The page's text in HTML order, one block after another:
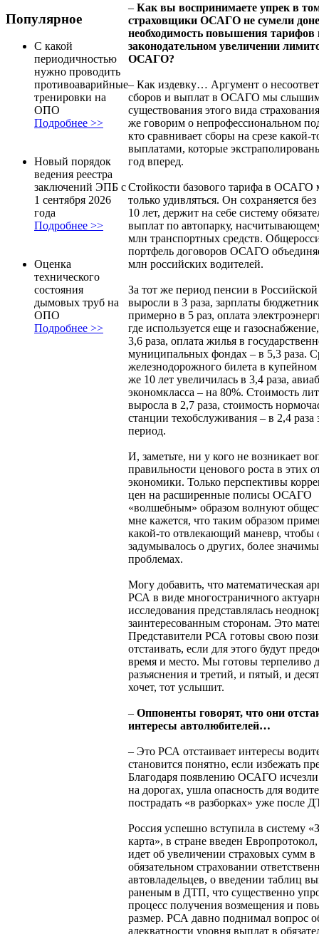
Популярное
С какой
периодичностью
нужно проводить
противоаварийные
тренировки на
ОПО
Подробнее >>
Новый порядок
ведения реестра
заключений ЭПБ с
1 сентября 2026
года
Подробнее >>
Оценка
технического
состояния
дымовых труб на
ОПО
Подробнее >>
– Как вы воспринимаете упрек в
страховщики ОСАГО не сумели
необходимость повышения тарифов
законодательном увеличении
ОСАГО?
– Как издевку… Аргумент о
сборов и выплат в ОСАГО мы слышим
существования этого вида
же говорим о непрофессиональном
кто сравнивает сборы на срезе какой-
выплатами, которые
год вперед.
Стойкости базового тарифа в ОСАГО
только удивляться. Он сохраняется
10 лет, держит на себе систему
выплат по автопарку,
млн транспортных средств.
портфель договоров ОСАГО
млн российских водителей.
За тот же период пенсии в
выросли в 3 раза, зарплаты
примерно в 5 раз, оплата
где используется еще и
3,6 раза, оплата жилья в
муниципальных фондах – в 5,3 раза.
железнодорожного билета в купейном
же 10 лет увеличилась в 3,4 раза,
экономкласса – на 80%. Стоимость
выросла в 2,7 раза, стоимость
станции техобслуживания – в 2,4 раза
период.
И, заметьте, ни у кого не возникает
правильности ценового роста в этих
экономики. Только перспективы
цен на расширенные полисы ОСАГО
«волшебным» образом волнуют
мне кажется, что таким образом
какой-то отвлекающий маневр, чтобы
задумывалось о других, более
проблемах.
Могу добавить, что математическая
РСА в виде многостраничного
исследования представлялась
заинтересованным сторонам. Это
Представители РСА готовы свою
отстаивать, если для этого будут
время и место. Мы готовы терпеливо
разъяснения и третий, и пятый, и
хочет, тот услышит.
– Оппоненты говорят, что они
интересы автолюбителей…
– Это РСА отстаивает интересы
становится понятно, если избежать
Благодаря появлению ОСАГО
на дорогах, ушла опасность для
пострадать «в разборках» уже после
Россия успешно вступила в систему
карта», в стране введен
идет об увеличении страховых сумм в
обязательном страховании
автовладельцев, о введении таблиц
раненым в ДТП, что существенно
процесс получения возмещения и
размер. РСА давно поднимал вопрос
адекватности уровня выплат в